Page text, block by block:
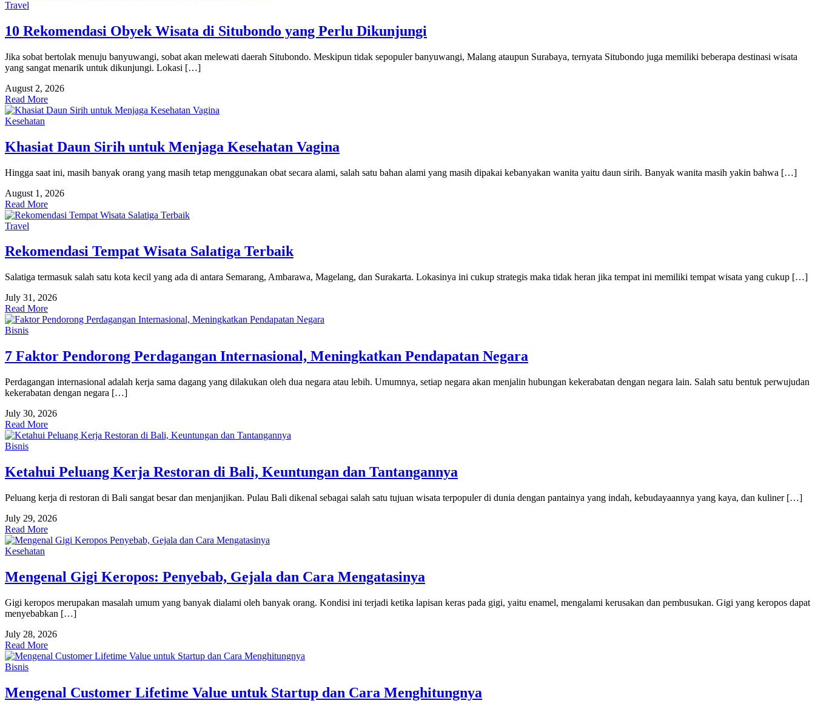
Travel
10 Rekomendasi Obyek Wisata di Situbondo yang Perlu Dikunjungi
Jika sobat bertolak menuju banyuwangi, sobat akan melewati daerah Situbondo. Meskipun tidak sepopuler banyuwangi, Malang ataupun Surabaya, ternyata Situbondo juga memiliki beberapa destinasi wisata
yang sangat menarik untuk dikunjungi. Lokasi […]
August 2, 2026
Read More
Kesehatan
Khasiat Daun Sirih untuk Menjaga Kesehatan Vagina
Hingga saat ini, masih banyak orang yang masih tetap menggunakan obat secara alami, salah satu bahan alami yang masih dipakai kebanyakan wanita yaitu daun sirih. Banyak wanita masih yakin bahwa […]
August 1, 2026
Read More
Travel
Rekomendasi Tempat Wisata Salatiga Terbaik
Salatiga termasuk salah satu kota kecil yang ada di antara Semarang, Ambarawa, Magelang, dan Surakarta. Lokasinya ini cukup strategis maka tidak heran jika tempat ini memiliki tempat wisata yang cukup […]
July 31, 2026
Read More
Bisnis
7 Faktor Pendorong Perdagangan Internasional, Meningkatkan Pendapatan Negara
Perdagangan internasional adalah kerja sama dagang yang dilakukan oleh dua negara atau lebih. Umumnya, setiap negara akan menjalin hubungan kekerabatan dengan negara lain. Salah satu bentuk perwujudan
kekerabatan dengan negara […]
July 30, 2026
Read More
Bisnis
Ketahui Peluang Kerja Restoran di Bali, Keuntungan dan Tantangannya
Peluang kerja di restoran di Bali sangat besar dan menjanjikan. Pulau Bali dikenal sebagai salah satu tujuan wisata terpopuler di dunia dengan pantainya yang indah, kebudayaannya yang kaya, dan kuliner […]
July 29, 2026
Read More
Kesehatan
Mengenal Gigi Keropos: Penyebab, Gejala dan Cara Mengatasinya
Gigi keropos merupakan masalah umum yang banyak dialami oleh banyak orang. Kondisi ini terjadi ketika lapisan keras pada gigi, yaitu enamel, mengalami kerusakan dan pembusukan. Gigi yang keropos dapat
menyebabkan […]
July 28, 2026
Read More
Bisnis
Mengenal Customer Lifetime Value untuk Startup dan Cara Menghitungnya